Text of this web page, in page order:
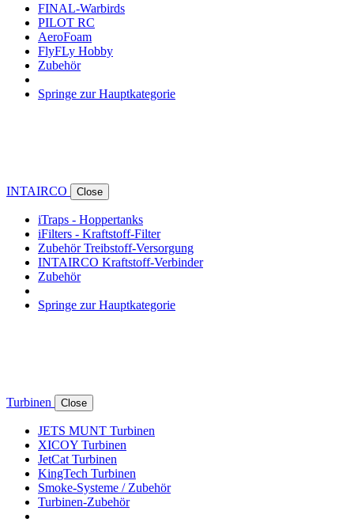
FINAL-Warbirds
PILOT RC
AeroFoam
FlyFLy Hobby
Zubehör
Springe zur Hauptkategorie
INTAIRCO Close
iTraps - Hoppertanks
iFilters - Kraftstoff-Filter
Zubehör Treibstoff-Versorgung
INTAIRCO Kraftstoff-Verbinder
Zubehör
Springe zur Hauptkategorie
Turbinen Close
JETS MUNT Turbinen
XICOY Turbinen
JetCat Turbinen
KingTech Turbinen
Smoke-Systeme / Zubehör
Turbinen-Zubehör